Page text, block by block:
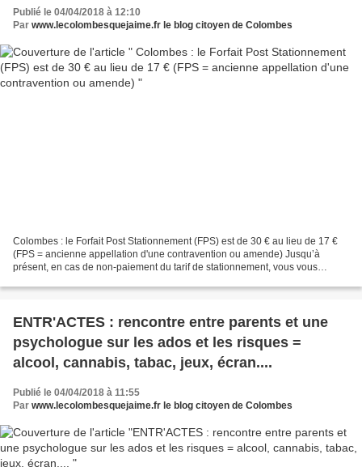
Publié le 04/04/2018 à 12:10
Par www.lecolombesquejaime.fr le blog citoyen de Colombes
Colombes : le Forfait Post Stationnement (FPS) est de 30 € au lieu de 17 €
(FPS = ancienne appellation d'une contravention ou amende) Jusqu’à
présent, en cas de non-paiement du tarif de stationnement, vous vous
ENTR'ACTES : rencontre entre parents et une
psychologue sur les ados et les risques =
alcool, cannabis, tabac, jeux, écran....
Publié le 04/04/2018 à 11:55
Par www.lecolombesquejaime.fr le blog citoyen de Colombes